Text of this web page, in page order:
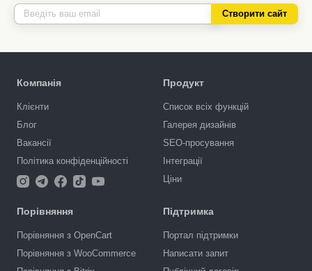
Створити сайт
Компанія
Клієнти
Блог
Вакансії
Політика конфіденційності
Продукт
Список всіх функцій
Галерея дизайнів
SEO-просування
Інтеграції
Ціни
Порівняння
Порівняння з OpenCart
Порівняння з WooCommerce
Підтримка
Портал підтримки
Написати запит